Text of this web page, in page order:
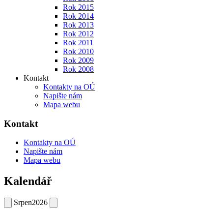
Rok 2015
Rok 2014
Rok 2013
Rok 2012
Rok 2011
Rok 2010
Rok 2009
Rok 2008
Kontakt
Kontakty na OÚ
Napište nám
Mapa webu
Kontakt
Kontakty na OÚ
Napište nám
Mapa webu
Kalendář
Srpen2026